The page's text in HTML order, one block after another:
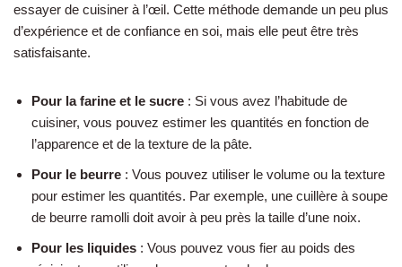
essayer de cuisiner à l’œil. Cette méthode demande un peu plus
d’expérience et de confiance en soi, mais elle peut être très
satisfaisante.
Pour la farine et le sucre : Si vous avez l’habitude de
cuisiner, vous pouvez estimer les quantités en fonction de
l’apparence et de la texture de la pâte.
Pour le beurre : Vous pouvez utiliser le volume ou la texture
pour estimer les quantités. Par exemple, une cuillère à soupe
de beurre ramolli doit avoir à peu près la taille d’une noix.
Pour les liquides : Vous pouvez vous fier au poids des